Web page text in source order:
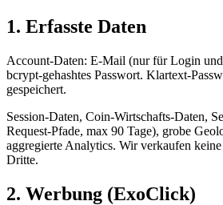
1. Erfasste Daten
Account-Daten: E-Mail (nur für Login
bcrypt-gehashtes Passwort. Klartext-
gespeichert.
Session-Daten, Coin-Wirtschafts-Daten,
Request-Pfade, max 90 Tage), grobe
aggregierte Analytics. Wir verkaufen
Dritte.
2. Werbung (ExoClick)